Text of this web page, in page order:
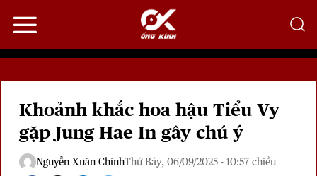
qua
dung
Khoảnh khắc hoa hậu Tiểu Vy
gặp Jung Hae In gây chú ý
Nguyễn Xuân ChínhThứ Bảy, 06/09/2025 - 10:57 chiều